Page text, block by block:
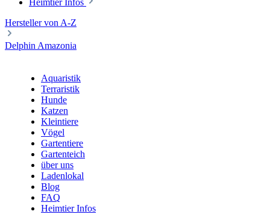
Heimtier Infos
Hersteller von A-Z
Delphin Amazonia
Aquaristik
Terraristik
Hunde
Katzen
Kleintiere
Vögel
Gartentiere
Gartenteich
über uns
Ladenlokal
Blog
FAQ
Heimtier Infos